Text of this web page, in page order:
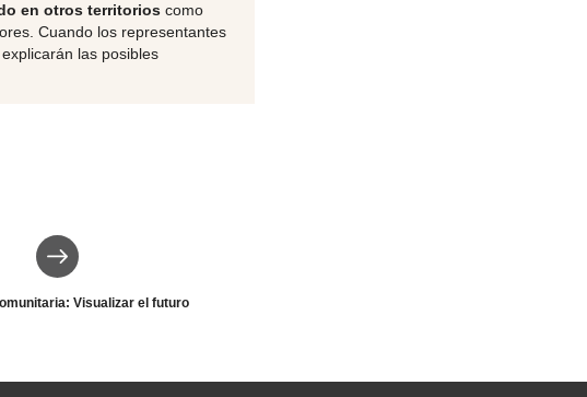
en otros territorios como
Cuando los representantes
las posibles
Siguiente
Visualizar el futuro